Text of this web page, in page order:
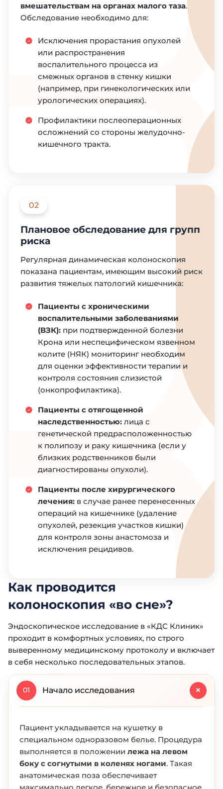
вмешательствам на органах малого таза.
Обследование необходимо для:
Исключения прорастания опухолей
или распространения
воспалительного процесса из
смежных органов в стенку кишки
(например, при гинекологических или
урологических операциях).
Профилактики послеоперационных
осложнений со стороны желудочно-
кишечного тракта.
02
Плановое обследование для групп
риска
Регулярная динамическая колоноскопия
показана пациентам, имеющим высокий риск
развития тяжелых патологий кишечника:
Пациенты с хроническими
воспалительными заболеваниями
(ВЗК): при подтвержденной болезни
Крона или неспецифическом язвенном
колите (НЯК) мониторинг необходим
для оценки эффективности терапии и
контроля состояния слизистой
(онкопрофилактика).
Пациенты с отягощенной
наследственностью: лица с
генетической предрасположенностью
к полипозу и раку кишечника (если у
близких родственников были
диагностированы опухоли).
Пациенты после хирургического
лечения: в случае ранее перенесенных
операций на кишечнике (удаление
опухолей, резекция участков кишки)
для контроля зоны анастомоза и
исключения рецидивов.
Как проводится
колоноскопия «во сне»?
Эндоскопическое исследование в «КДС Клиник»
проходит в комфортных условиях, по строго
выверенному медицинскому протоколу и включает
в себя несколько последовательных этапов.
01 Начало исследования +
Пациент укладывается на кушетку в
специальном одноразовом белье. Процедура
выполняется в положении лежа на левом
боку с согнутыми в коленях ногами. Такая
анатомическая поза обеспечивает
максимально легкое, бережное и безопасное